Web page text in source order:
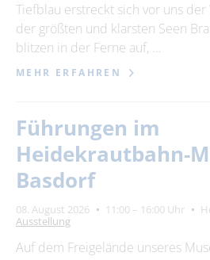
Tiefblau erstreckt sich vor uns
der größten und klarsten Seen
blitzen in der Ferne auf, …
MEHR ERFAHREN
Führungen im
Heidekrautbahn-
Basdorf
08. August 2026 11:00 – 16:00 Uhr
Ausstellung
Auf dem Freigelände unseres